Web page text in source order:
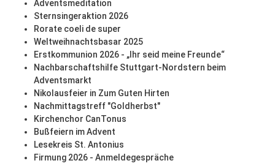
Adventsmeditation
Sternsingeraktion 2026
Rorate coeli de super
Weltweihnachtsbasar 2025
Erstkommunion 2026 - „Ihr seid meine Freunde“
Nachbarschaftshilfe Stuttgart-Nordstern beim
Adventsmarkt
Nikolausfeier in Zum Guten Hirten
Nachmittagstreff "Goldherbst"
Kirchenchor CanTonus
Bußfeiern im Advent
Lesekreis St. Antonius
Firmung 2026 - Anmeldegespräche